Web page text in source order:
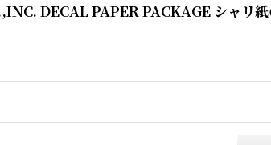
DECAL PAPER PACKAGE シャリ